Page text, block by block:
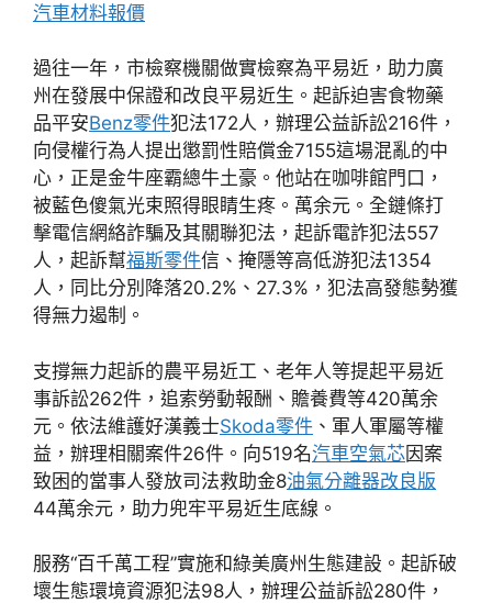
汽車材料報價
過往一年，市檢察機關做實檢察為平易近，助力廣
州在發展中保證和改良平易近生。起訴迫害食物藥
品平安Benz零件犯法172人，辦理公益訴訟216件，
向侵權行為人提出懲罰性賠償金7155這場混亂的中
心，正是金牛座霸總牛土豪。他站在咖啡館門口，
被藍色傻氣光束照得眼睛生疼。萬余元。全鏈條打
擊電信網絡詐騙及其關聯犯法，起訴電詐犯法557
人，起訴幫福斯零件信、掩隱等高低游犯法1354
人，同比分別降落20.2%、27.3%，犯法高發態勢獲
得無力遏制。
支撐無力起訴的農平易近工、老年人等提起平易近
事訴訟262件，追索勞動報酬、贍養費等420萬余
元。依法維護好漢義士Skoda零件 、軍人軍屬等權
益，辦理相關案件26件。向519名汽車空氣芯因案
致困的當事人發放司法救助金8油氣分離器改良版
44萬余元，助力兜牢平易近生底線。
服務“百千萬工程”實施和綠美廣州生態建設。起訴破
壞生態環境資源犯法98人，辦理公益訴訟280件，